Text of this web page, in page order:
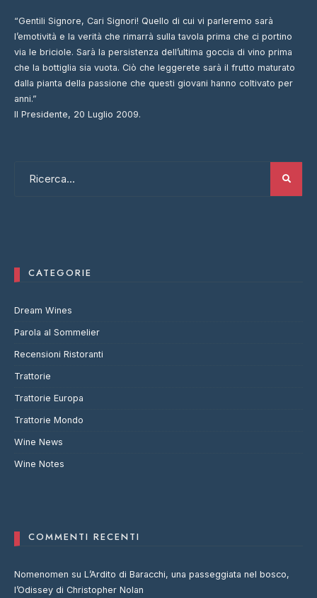
“Gentili Signore, Cari Signori! Quello di cui vi parleremo sarà
l’emotività e la verità che rimarrà sulla tavola prima che ci portino
via le briciole. Sarà la persistenza dell’ultima goccia di vino prima
che la bottiglia sia vuota. Ciò che leggerete sarà il frutto maturato
dalla pianta della passione che questi giovani hanno coltivato per
anni.”
Il Presidente, 20 Luglio 2009.
CATEGORIE
Dream Wines
Parola al Sommelier
Recensioni Ristoranti
Trattorie
Trattorie Europa
Trattorie Mondo
Wine News
Wine Notes
COMMENTI RECENTI
Nomenomen su L’Ardito di Baracchi, una passeggiata nel bosco,
l’Odissey di Christopher Nolan